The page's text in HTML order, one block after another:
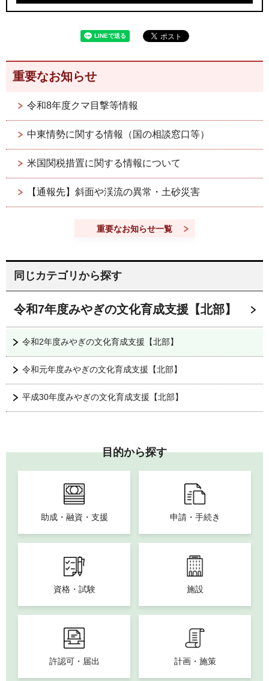
重要なお知らせ
令和8年度クマ目撃等情報
中東情勢に関する情報（国の相談窓口等）
米国関税措置に関する情報について
【通報先】斜面や渓流の異常・土砂災害
重要なお知らせ一覧
同じカテゴリから探す
令和7年度みやぎの文化育成支援【北部】
令和2年度みやぎの文化育成支援【北部】
令和元年度みやぎの文化育成支援【北部】
平成30年度みやぎの文化育成支援【北部】
目的から探す
助成・融資・支援 申請・手続き
資格・試験 施設
許認可・届出 計画・施策